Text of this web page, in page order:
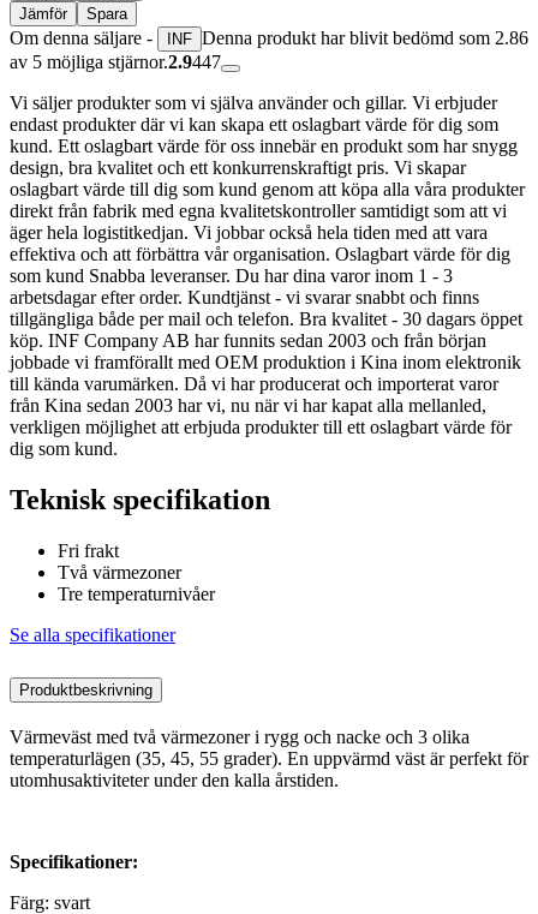
Jämför
Spara
Om denna säljare - INF Denna produkt har blivit bedömd som 2.86
av 5 möjliga stjärnor.2.9447
Vi säljer produkter som vi själva använder och gillar. Vi erbjuder
endast produkter där vi kan skapa ett oslagbart värde för dig som
kund. Ett oslagbart värde för oss innebär en produkt som har snygg
design, bra kvalitet och ett konkurrenskraftigt pris. Vi skapar
oslagbart värde till dig som kund genom att köpa alla våra produkter
direkt från fabrik med egna kvalitetskontroller samtidigt som att vi
äger hela logistitkedjan. Vi jobbar också hela tiden med att vara
effektiva och att förbättra vår organisation. Oslagbart värde för dig
som kund Snabba leveranser. Du har dina varor inom 1 - 3
arbetsdagar efter order. Kundtjänst - vi svarar snabbt och finns
tillgängliga både per mail och telefon. Bra kvalitet - 30 dagars öppet
köp. INF Company AB har funnits sedan 2003 och från början
jobbade vi framförallt med OEM produktion i Kina inom elektronik
till kända varumärken. Då vi har producerat och importerat varor
från Kina sedan 2003 har vi, nu när vi har kapat alla mellanled,
verkligen möjlighet att erbjuda produkter till ett oslagbart värde för
dig som kund.
Teknisk specifikation
Fri frakt
Två värmezoner
Tre temperaturnivåer
Se alla specifikationer
Produktbeskrivning
Värmeväst med två värmezoner i rygg och nacke och 3 olika
temperaturlägen (35, 45, 55 grader). En uppvärmd väst är perfekt för
utomhusaktiviteter under den kalla årstiden.
Specifikationer:
Färg: svart